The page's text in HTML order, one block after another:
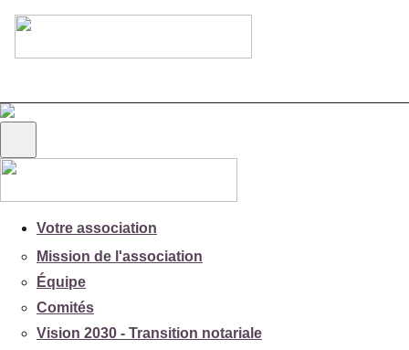
Votre association
Mission de l'association
Équipe
Comités
Vision 2030 - Transition notariale